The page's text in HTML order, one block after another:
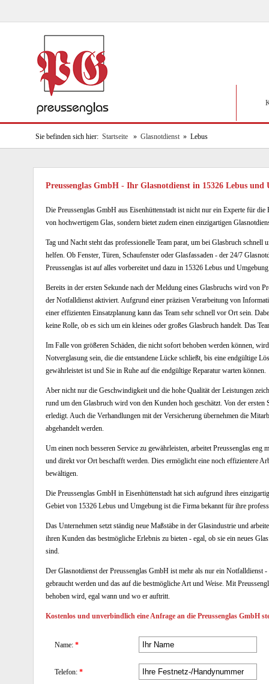
Sie befinden sich hier: Startseite » Glasnotdienst » Lebus
Preussenglas GmbH - Ihr Glasnotdienst in 15326 Lebus und
Die Preussenglas GmbH aus Eisenhüttenstadt ist nicht nur ein Experte für die
von hochwertigem Glas, sondern bietet zudem einen einzigartigen
Tag und Nacht steht das professionelle Team parat, um bei Glasbruch schnell
helfen. Ob Fenster, Türen, Schaufenster oder Glasfassaden - der 24/7
Preussenglas ist auf alles vorbereitet und dazu in 15326 Lebus und
Bereits in der ersten Sekunde nach der Meldung eines Glasbruchs wird von
der Notfalldienst aktiviert. Aufgrund einer präzisen Verarbeitung von
einer effizienten Einsatzplanung kann das Team sehr schnell vor Ort sein.
keine Rolle, ob es sich um ein kleines oder großes Glasbruch handelt. Das
Im Falle von größeren Schäden, die nicht sofort behoben werden können,
Notverglasung sein, die die entstandene Lücke schließt, bis eine endgültige
gewährleistet ist und Sie in Ruhe auf die endgültige Reparatur warten können.
Aber nicht nur die Geschwindigkeit und die hohe Qualität der Leistungen
rund um den Glasbruch wird von den Kunden hoch geschätzt. Von der
erledigt. Auch die Verhandlungen mit der Versicherung übernehmen die
abgehandelt werden.
Um einen noch besseren Service zu gewährleisten, arbeitet Preussenglas
und direkt vor Ort beschafft werden. Dies ermöglicht eine noch effizientere
bewältigen.
Die Preussenglas GmbH in Eisenhüttenstadt hat sich aufgrund ihres
Gebiet von 15326 Lebus und Umgebung ist die Firma bekannt für ihre
Das Unternehmen setzt ständig neue Maßstäbe in der Glasindustrie und
ihren Kunden das bestmögliche Erlebnis zu bieten - egal, ob sie ein neues
sind.
Der Glasnotdienst der Preussenglas GmbH ist mehr als nur ein Notfalldienst
gebraucht werden und das auf die bestmögliche Art und Weise. Mit
behoben wird, egal wann und wo er auftritt.
Kostenlos und unverbindlich eine Anfrage an die Preussenglas GmbH
Name: *
Telefon: *